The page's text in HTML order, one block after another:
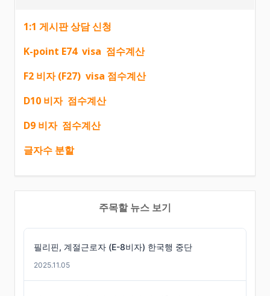
1:1 게시판 상담 신청
K-point E74 visa 점수계산
F2 비자 (F27) visa 점수계산
D10 비자 점수계산
D9 비자 점수계산
글자수 분할
주목할 뉴스 보기
필리핀, 계절근로자 (E-8비자) 한국행 중단
2025.11.05